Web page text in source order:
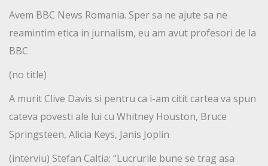
Avem BBC News Romania. Sper sa ne ajute sa ne
reamintim etica in jurnalism, eu am avut profesori de la
BBC
(no title)
A murit Clive Davis si pentru ca i-am citit cartea va spun
cateva povesti ale lui cu Whitney Houston, Bruce
Springsteen, Alicia Keys, Janis Joplin
(interviu) Stefan Caltia: “Lucrurile bune se trag asa